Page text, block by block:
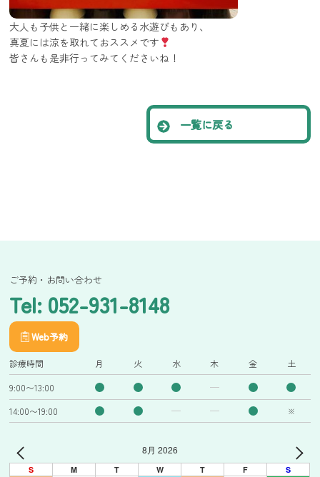
大人も子供と一緒に楽しめる水遊びもあり、
真夏には涼を取れておススメです
皆さんも是非行ってみてくださいね！
一覧に戻る
ご予約・お問い合わせ
Tel: 052-931-8148
Web予約
診療時間 月 火 水 木 金 土
9:00〜13:00
14:00〜19:00
※
8月 2026
S M T W T F S